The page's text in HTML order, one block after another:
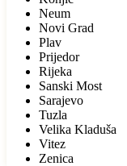
Neum
Novi Grad
Plav
Prijedor
Rijeka
Sanski Most
Sarajevo
Tuzla
Velika Kladuša
Vitez
Zenica